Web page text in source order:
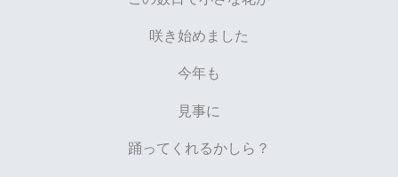
咲き始めました
今年も
見事に
踊ってくれるかしら？